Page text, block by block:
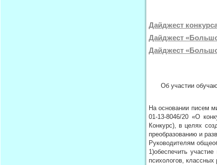
Дайджест
Дайджест
Дайджест
Об участии
На основании писем
01-13-8046/20 «О
Конкурс), в целях
преобразованию и
Руководителям
1)обеспечить
психологов, классных